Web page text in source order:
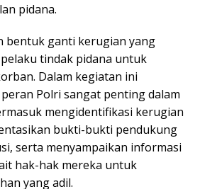
pidana.
bentuk ganti kerugian yang
tindak pidana untuk
Dalam kegiatan ini
Polri sangat penting dalam
mengidentifikasi kerugian
bukti-bukti pendukung
serta menyampaikan informasi
hak-hak mereka untuk
yang adil.